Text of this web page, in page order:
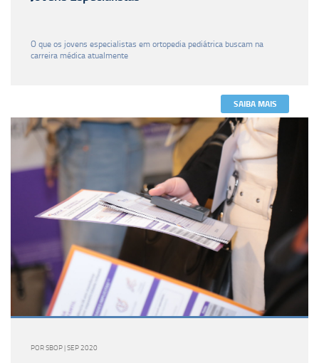
O que os jovens especialistas em ortopedia pediátrica buscam na
carreira médica atualmente
SAIBA MAIS
POR SBOP | SEP 2020